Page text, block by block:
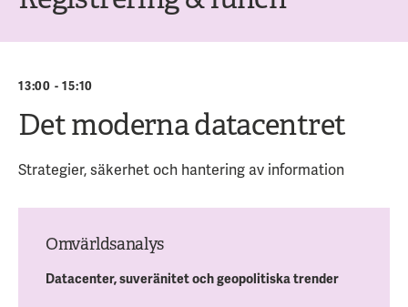
13:00 - 15:10
Det moderna datacentret
Strategier, säkerhet och hantering av information
Omvärldsanalys
Datacenter, suveränitet och geopolitiska trender